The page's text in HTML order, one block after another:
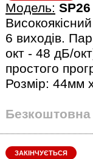
Модель: SP26
6 виходів.
окт - 48 дБ/
простого
Розмір: 44мм
Безкоштовна
ЗАКІНЧУЄТЬСЯ